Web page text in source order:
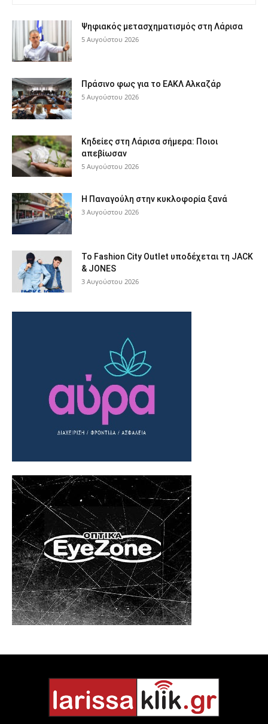
Ψηφιακός μετασχηματισμός στη Λάρισα
5 Αυγούστου 2026
Πράσινο φως για το ΕΑΚΛ Αλκαζάρ
5 Αυγούστου 2026
Κηδείες στη Λάρισα σήμερα: Ποιοι
απεβίωσαν
5 Αυγούστου 2026
Η Παναγούλη στην κυκλοφορία ξανά
3 Αυγούστου 2026
Το Fashion City Outlet υποδέχεται τη JACK
& JONES
3 Αυγούστου 2026